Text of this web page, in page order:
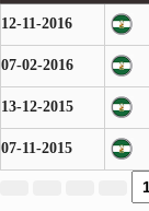
12-11-2016
07-02-2016
13-12-2015
07-11-2015